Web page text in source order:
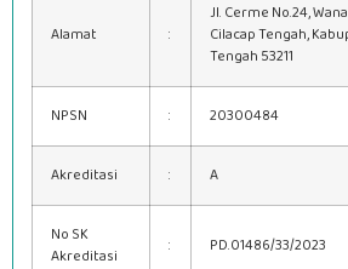
Alamat :
Jl. Cerme No.24,
Cilacap Tengah,
Tengah 53211
NPSN : 20300484
Akreditasi : A
No SK
Akreditasi
: PD.01486/33/2023